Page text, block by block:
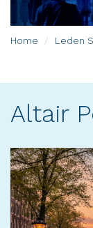
Home Leden
Altair